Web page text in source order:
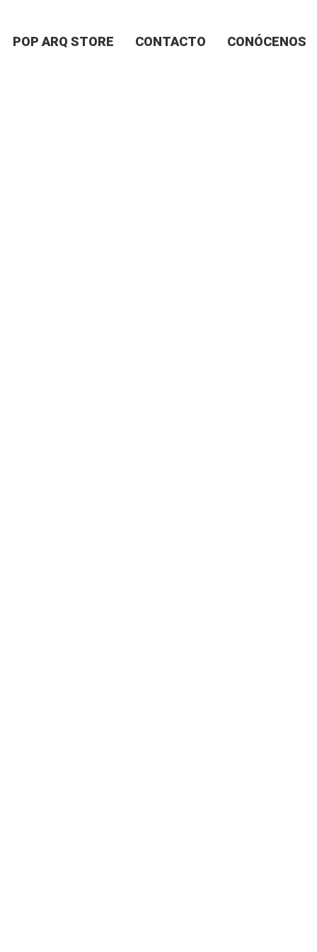
POP ARQ STORE CONTACTO CONÓCENOS